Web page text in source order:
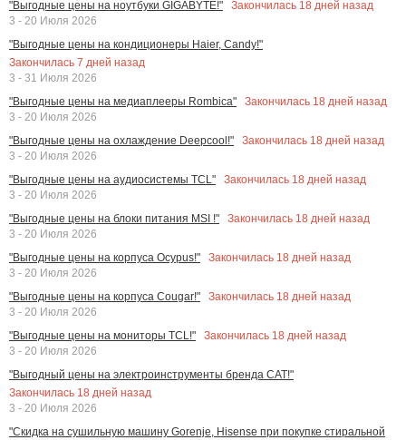
"Выгодные цены на ноутбуки GIGABYTE!"
Закончилась 18 дней назад
3 - 20 Июля 2026
"Выгодные цены на кондиционеры Haier, Candy!"
Закончилась 7 дней назад
3 - 31 Июля 2026
"Выгодные цены на медиаплееры Rombica"
Закончилась 18 дней назад
3 - 20 Июля 2026
"Выгодные цены на охлаждение Deepcool!"
Закончилась 18 дней назад
3 - 20 Июля 2026
"Выгодные цены на аудиосистемы TCL"
Закончилась 18 дней назад
3 - 20 Июля 2026
"Выгодные цены на блоки питания MSI !"
Закончилась 18 дней назад
3 - 20 Июля 2026
"Выгодные цены на корпуса Ocypus!"
Закончилась 18 дней назад
3 - 20 Июля 2026
"Выгодные цены на корпуса Cougar!"
Закончилась 18 дней назад
3 - 20 Июля 2026
"Выгодные цены на мониторы TCL!"
Закончилась 18 дней назад
3 - 20 Июля 2026
"Выгодный цены на электроинструменты бренда CAT!"
Закончилась 18 дней назад
3 - 20 Июля 2026
"Скидка на сушильную машину Gorenje, Hisense при покупке стиральной